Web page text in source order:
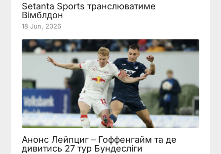
Setanta Sports транслюватиме
Вімблдон
18 Jun, 2026
Анонс Лейпциг – Гоффенгайм та де
дивитись 27 тур Бундесліги